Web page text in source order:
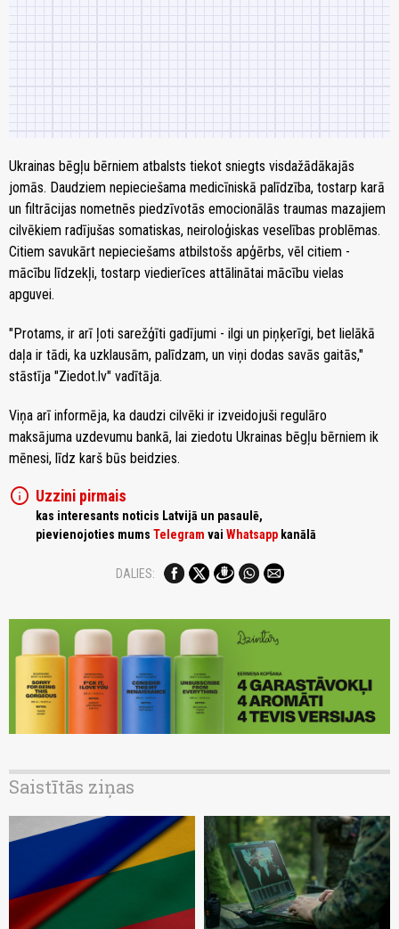
Ukrainas bēgļu bērniem atbalsts tiekot sniegts visdažādākajās
jomās. Daudziem nepieciešama medicīniskā palīdzība, tostarp karā
un filtrācijas nometnēs piedzīvotās emocionālās traumas mazajiem
cilvēkiem radījušas somatiskas, neiroloģiskas veselības problēmas.
Citiem savukārt nepieciešams atbilstošs apģērbs, vēl citiem -
mācību līdzekļi, tostarp viedierīces attālinātai mācību vielas
apguvei.
"Protams, ir arī ļoti sarežģīti gadījumi - ilgi un piņķerīgi, bet lielākā
daļa ir tādi, ka uzklausām, palīdzam, un viņi dodas savās gaitās,"
stāstīja "Ziedot.lv" vadītāja.
Viņa arī informēja, ka daudzi cilvēki ir izveidojuši regulāro
maksājuma uzdevumu bankā, lai ziedotu Ukrainas bēgļu bērniem ik
mēnesi, līdz karš būs beidzies.
info Uzzini pirmais
kas interesants noticis Latvijā un pasaulē,
pievienojoties mums Telegram vai Whatsapp kanālā
DALIES:
Saistītās ziņas